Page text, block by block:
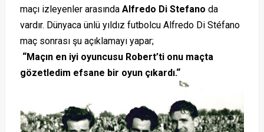
maçı izleyenler arasında Alfredo Di Stefano da
vardır. Dünyaca ünlü yıldız futbolcu Alfredo Di Stéfano
maç sonrası şu açıklamayı yapar;
“Maçın en iyi oyuncusu Robert’ti onu maçta
gözetledim efsane bir oyun çıkardı.“